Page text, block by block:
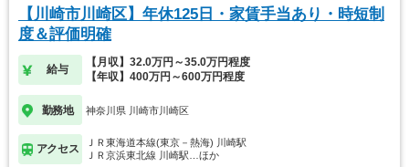
【川崎市川崎区】年休125日・家賃手当あり・時短制
度＆評価明確
給与
【月収】32.0万円～35.0万円程度
【年収】400万円～600万円程度
勤務地 神奈川県 川崎市川崎区
アクセス
ＪＲ東海道本線(東京－熱海) 川崎駅
ＪＲ京浜東北線 川崎駅…ほか